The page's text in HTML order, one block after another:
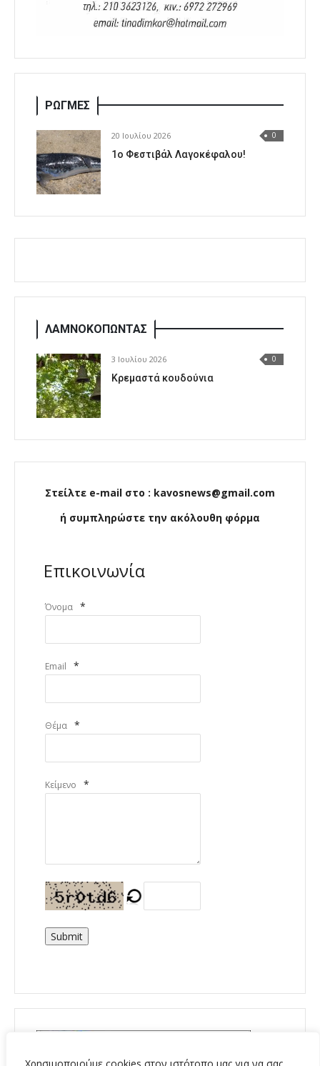
ΡΩΓΜΕΣ
20 Ιουλίου 2026 0
1o Φεστιβάλ Λαγοκέφαλου!
ΛΑΜΝΟΚΟΠΩΝΤΑΣ
3 Ιουλίου 2026 0
Κρεμαστά κουδούνια
Στείλτε e-mail στο : kavosnews@gmail.com
ή συμπληρώστε την ακόλουθη φόρμα
Επικοινωνία
Όνομα *
Email *
Θέμα *
Κείμενο *
Submit